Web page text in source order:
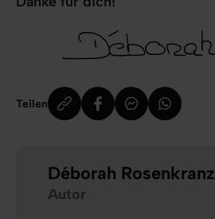
Teilen
Déborah Rosenkranz
Autor